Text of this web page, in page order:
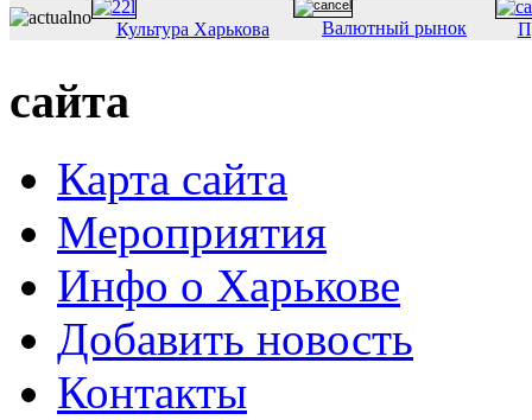
Культура Харькова Валютный рынок
сайта
Карта сайта
Мероприятия
Инфо о Харькове
Добавить новость
Контакты